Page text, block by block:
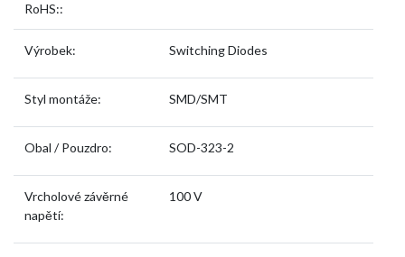
RoHS::
Výrobek: Switching Diodes
Styl montáže: SMD/SMT
Obal / Pouzdro: SOD-323-2
Vrcholové závěrné
napětí:
100 V